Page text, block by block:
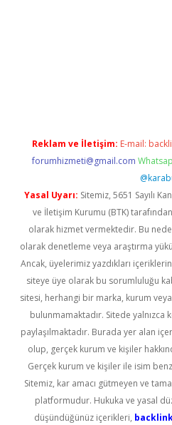
Reklam ve İletişim: E-mail:
forumhizmeti@gmail.com
Yasal Uyarı: Sitemiz, 5651 Sayılı
ve İletişim Kurumu (BTK)
olarak hizmet vermektedir. Bu
olarak denetleme veya araştırma
Ancak, üyelerimiz yazdıkları
siteye üye olarak bu sorumluluğu
sitesi, herhangi bir marka, kurum
bulunmamaktadır. Sitede yalnızca
paylaşılmaktadır. Burada yer alan
olup, gerçek kurum ve kişiler
Gerçek kurum ve kişiler ile isim
Sitemiz, kar amacı gütmeyen ve
platformudur. Hukuka ve yasal
düşündüğünüz içerikleri,